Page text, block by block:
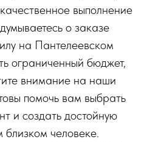
выполнение
о заказе
на Пантелеевском
ограниченный бюджет,
внимание на наши
помочь вам выбрать
и создать достойную
человеке.